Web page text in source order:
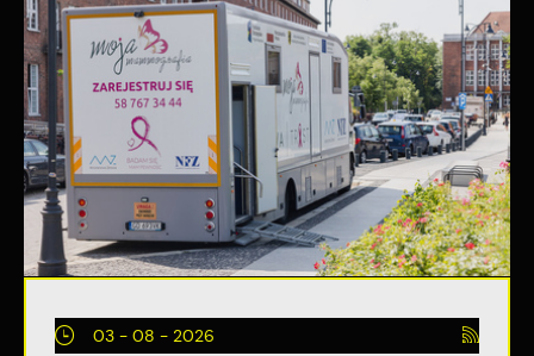
03 - 08 - 2026